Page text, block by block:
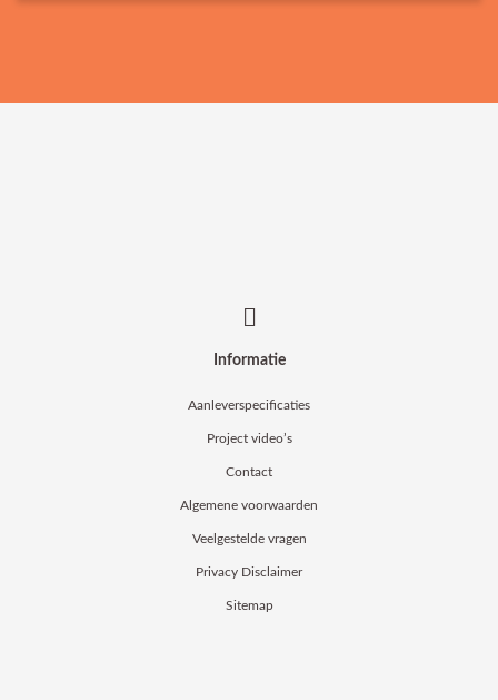
Informatie
Aanleverspecificaties
Project video’s
Contact
Algemene voorwaarden
Veelgestelde vragen
Privacy Disclaimer
Sitemap